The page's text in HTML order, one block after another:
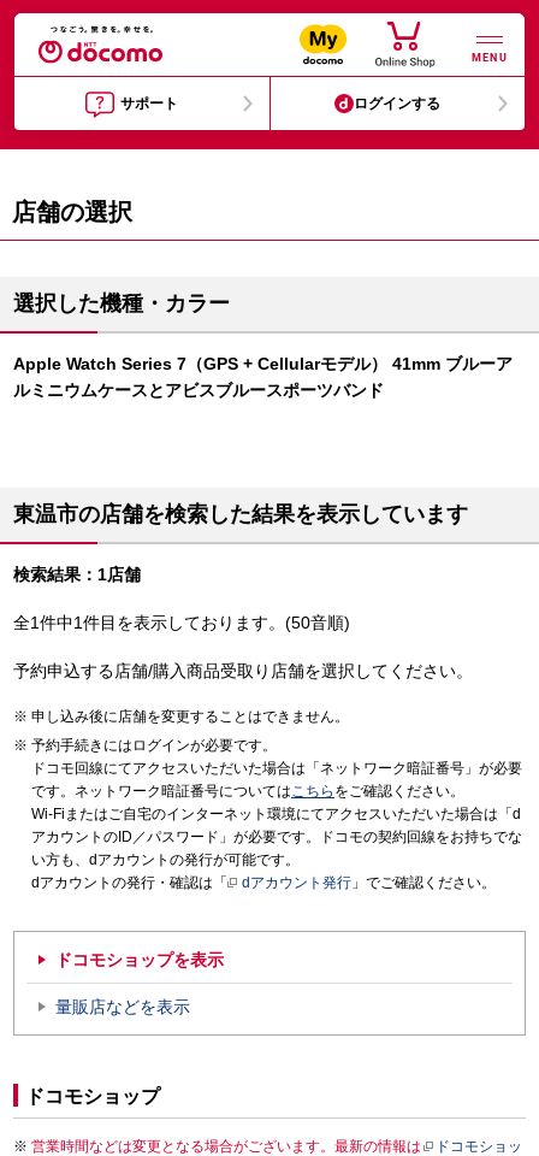
MENU
サポート ログインする
店舗の選択
選択した機種・カラー
Apple Watch Series 7（GPS + Cellularモデル） 41mm ブルーア
ルミニウムケースとアビスブルースポーツバンド
東温市の店舗を検索した結果を表示しています
検索結果：1店舗
全1件中1件目を表示しております。(50音順)
予約申込する店舗/購入商品受取り店舗を選択してください。
申し込み後に店舗を変更することはできません。
予約手続きにはログインが必要です。
ドコモ回線にてアクセスいただいた場合は「ネットワーク暗証番号」が必要
です。ネットワーク暗証番号についてはこちら をご確認ください。
Wi-Fiまたはご自宅のインターネット環境にてアクセスいただいた場合は「d
アカウントのID／パスワード」が必要です。ドコモの契約回線をお持ちでな
い方も、dアカウントの発行が可能です。
dアカウントの発行・確認は「
dアカウント発行 」でご確認ください。
ドコモショップを表示
量販店などを表示
ドコモショップ
営業時間などは変更となる場合がございます。最新の情報は
ドコモショッ